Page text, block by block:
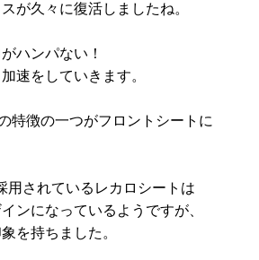
が久々に復活しましたね。
ハンパない！
速をしていきます。
特徴の一つがフロントシートに
用されているレカロシートは
ンになっているようですが、
を持ちました。